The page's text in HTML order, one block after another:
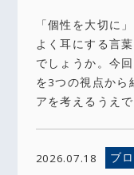
「個性を大切に
よく耳にする言
でしょうか。今
を3つの視点から
アを考えるうえ
2026.07.18 ブ